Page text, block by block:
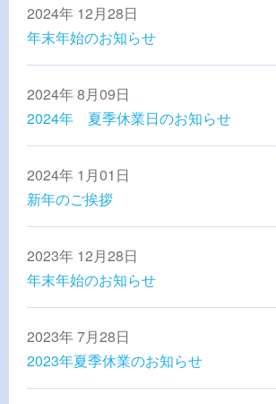
2024年 12月28日
年末年始のお知らせ
2024年 8月09日
2024年 夏季休業日のお知らせ
2024年 1月01日
新年のご挨拶
2023年 12月28日
年末年始のお知らせ
2023年 7月28日
2023年夏季休業のお知らせ